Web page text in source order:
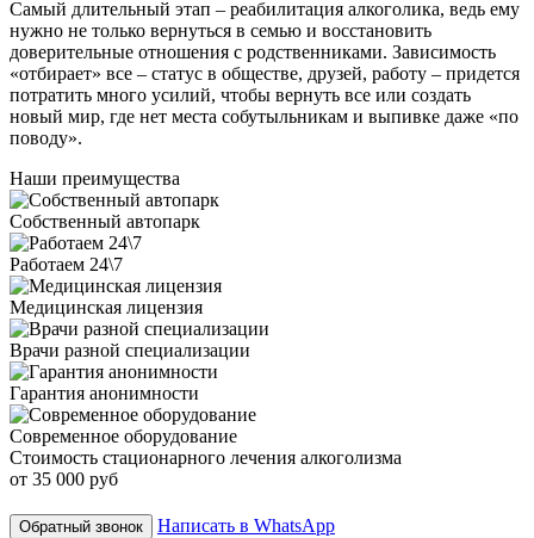
Самый длительный этап – реабилитация алкоголика, ведь ему
нужно не только вернуться в семью и восстановить
доверительные отношения с родственниками. Зависимость
«отбирает» все – статус в обществе, друзей, работу – придется
потратить много усилий, чтобы вернуть все или создать
новый мир, где нет места собутыльникам и выпивке даже «по
поводу».
Наши преимущества
Собственный автопарк
Работаем 24\7
Медицинская лицензия
Врачи разной специализации
Гарантия анонимности
Современное оборудование
Стоимость стационарного лечения алкоголизма
от 35 000 руб
Обратный звонок Написать в WhatsApp